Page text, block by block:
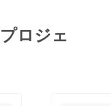
ロジェ